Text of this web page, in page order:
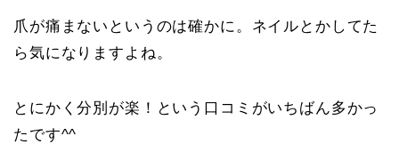
爪が痛まないというのは確かに。ネイルとかしてた
ら気になりますよね。
とにかく分別が楽！という口コミがいちばん多かっ
たです^^